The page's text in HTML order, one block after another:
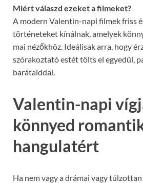
Miért válaszd ezeket a filmeket?
A modern Valentin-napi filmek friss
történeteket kínálnak, amelyek
mai nézőkhöz. Ideálisak arra, hogy
szórakoztató estét tölts el egyedül,
barátaiddal.
Valentin-napi
könnyed
hangulatért
Ha nem vagy a drámai vagy